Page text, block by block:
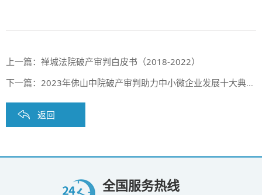
上一篇： 禅城法院破产审判白皮书（2018-2022）
下一篇： 2023年佛山中院破产审判助力中小微企业发展十大典型案例
返回
全国服务热线